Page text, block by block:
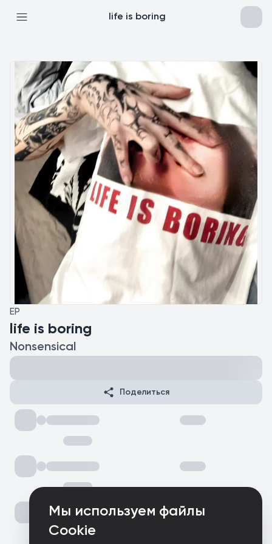
Мы используем файлы
Cookie
life is boring
EP
life is boring
Nonsensical
Поделиться